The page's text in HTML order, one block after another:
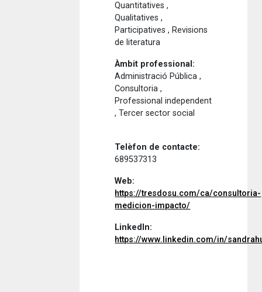
Quantitatives ,
Qualitatives ,
Participatives , Revisions
de literatura
Àmbit professional:
Administració Pública ,
Consultoria ,
Professional independent
, Tercer sector social
Telèfon de contacte:
689537313
Web:
https://tresdosu.com/ca/consultoria-
medicion-impacto/
LinkedIn:
https://www.linkedin.com/in/